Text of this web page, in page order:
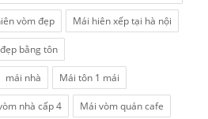
vòm đẹp Mái hiên xếp tại hà nội
bằng tôn
mái nhà Mái tôn 1 mái
nhà cấp 4 Mái vòm quán cafe